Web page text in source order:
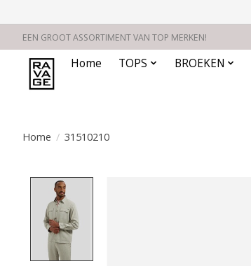
EEN GROOT ASSORTIMENT VAN TOP MERKEN!
Home TOPS BROEKEN
Home / 31510210